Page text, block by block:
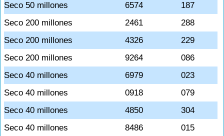
Seco 50 millones
6574
187
Seco 200 millones
2461
288
Seco 200 millones
4326
229
Seco 200 millones
9264
086
Seco 40 millones
6979
023
Seco 40 millones
0918
079
Seco 40 millones
4850
304
Seco 40 millones
8486
015